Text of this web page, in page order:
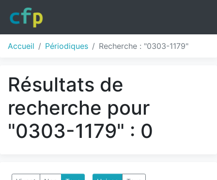
Accueil Périodiques Recherche : "0303-1179"
Résultats de
recherche pour
"0303-1179" : 0